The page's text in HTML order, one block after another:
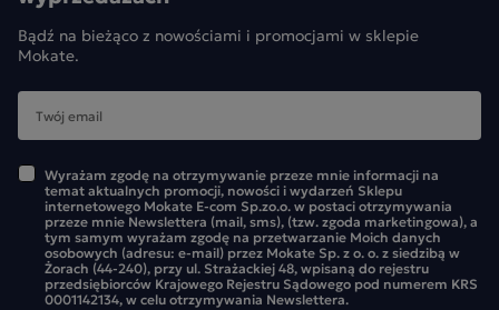
wanilii]. Może zawierać orzechy arachidowe i orzechy
laskowe.
Bądź na bieżąco z nowościami i promocjami w sklepie
Mokate.
Wyrażam zgodę na otrzymywanie przeze mnie informacji na
temat aktualnych promocji, nowości i wydarzeń Sklepu
internetowego Mokate E-com Sp.zo.o. w postaci otrzymywania
przeze mnie Newslettera (mail, sms), (tzw. zgoda marketingowa), a
tym samym wyrażam zgodę na przetwarzanie Moich danych
osobowych (adresu: e-mail) przez Mokate Sp. z o. o. z siedzibą w
Żorach (44-240), przy ul. Strażackiej 48, wpisaną do rejestru
przedsiębiorców Krajowego Rejestru Sądowego pod numerem KRS
0001142134, w celu otrzymywania Newslettera.